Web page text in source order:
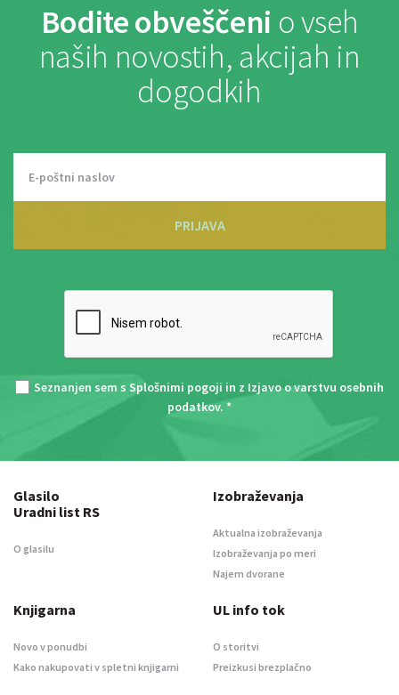
Bodite obveščeni o vseh
naših novostih, akcijah in
dogodkih
PRIJAVA
Seznanjen sem s Splošnimi pogoji in z Izjavo o varstvu osebnih
podatkov. *
Glasilo
Uradni list RS
O glasilu
Izobraževanja
Aktualna izobraževanja
Izobraževanja po meri
Najem dvorane
Knjigarna
Novo v ponudbi
Kako nakupovati v spletni knjigarni
UL info tok
O storitvi
Preizkusi brezplačno